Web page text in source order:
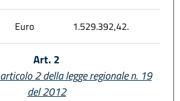
Euro 1.529.392,42.
Art. 2
articolo 2 della legge regionale n. 19
del 2012